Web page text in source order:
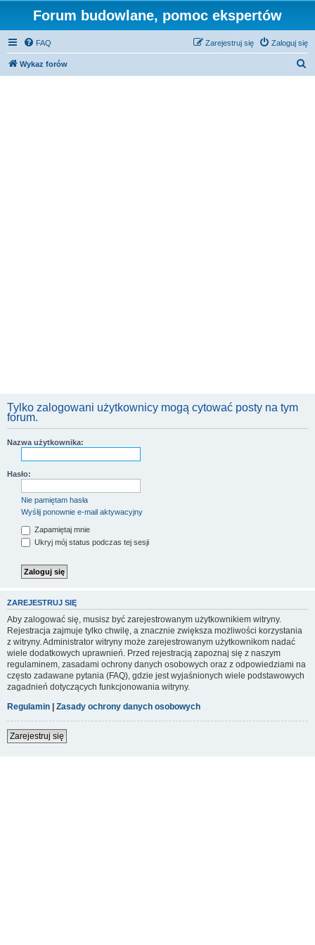
Forum budowlane, pomoc ekspertów
FAQ Zaloguj się
Zarejestruj się
Wykaz forów
Tylko zalogowani użytkownicy mogą cytować posty na tym
forum.
Nazwa użytkownika:
Hasło:
Nie pamiętam hasła
Wyślij ponownie e-mail aktywacyjny
Zapamiętaj mnie
Ukryj mój status podczas tej sesji
ZAREJESTRUJ SIĘ
Aby zalogować się, musisz być zarejestrowanym użytkownikiem witryny.
Rejestracja zajmuje tylko chwilę, a znacznie zwiększa możliwości korzystania
z witryny. Administrator witryny może zarejestrowanym użytkownikom nadać
wiele dodatkowych uprawnień. Przed rejestracją zapoznaj się z naszym
regulaminem, zasadami ochrony danych osobowych oraz z odpowiedziami na
często zadawane pytania (FAQ), gdzie jest wyjaśnionych wiele podstawowych
zagadnień dotyczących funkcjonowania witryny.
Regulamin | Zasady ochrony danych osobowych
Zarejestruj się